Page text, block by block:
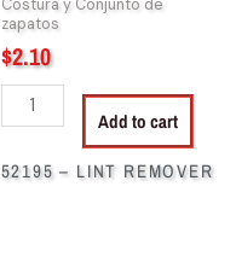
Costura y Conjunto de
zapatos
$2.10
Add to cart
52195 – LINT REMOVER